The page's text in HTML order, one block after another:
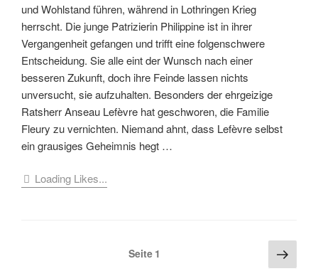
und Wohlstand führen, während in Lothringen Krieg
herrscht. Die junge Patrizierin Philippine ist in ihrer
Vergangenheit gefangen und trifft eine folgenschwere
Entscheidung. Sie alle eint der Wunsch nach einer
besseren Zukunft, doch ihre Feinde lassen nichts
unversucht, sie aufzuhalten. Besonders der ehrgeizige
Ratsherr Anseau Lefèvre hat geschworen, die Familie
Fleury zu vernichten. Niemand ahnt, dass Lefèvre selbst
ein grausiges Geheimnis hegt …
Loading Likes...
Seitennummerierung
Seite 1
Seite